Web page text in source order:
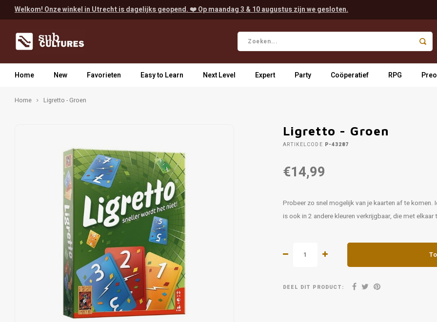
Welkom! Onze winkel in Utrecht is dagelijks geopend. ❤️ Op maandag 3 & 10 augustus zijn we gesloten.
Home New Favorieten Easy to Learn Next Level Expert Party Coöperatief RPG
Home Ligretto - Groen
Ligretto - Groen
ARTIKELCODE P-43287
€14,99
Probeer zo snel mogelijk van je kaarten af te
is ook in 2 andere kleuren verkrijgbaar, die met elkaar
DEEL DIT PRODUCT: